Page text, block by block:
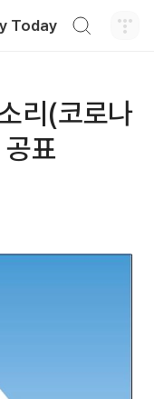
Today
리(코로나
표